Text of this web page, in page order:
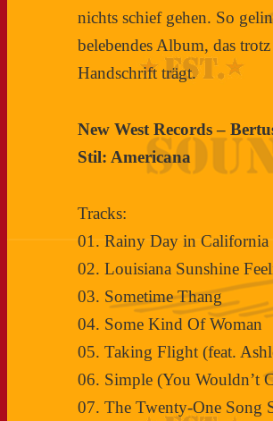
nichts schief gehen. So
belebendes Album, das
Handschrift trägt.
New West Records –
Stil: Americana
Tracks:
01. Rainy Day in California
02. Louisiana Sunshine
03. Sometime Thang
04. Some Kind Of Woman
05. Taking Flight (feat.
06. Simple (You Wouldn’t
07. The Twenty-One Song